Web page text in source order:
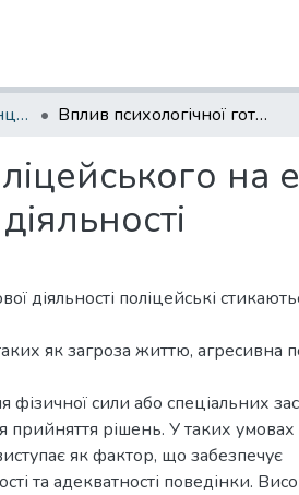
Сучасні наукові тенденції в роботах молодих вчених: IV науково-практична конференція Вплив психологічної готовності поліцейського на ефективність тактичних дій у службово-бойовій діяльності
на
діяльності поліцейські
як загроза життю, агресивна
фізичної сили або спеціальних
рішень. У таких умовах
як фактор, що забезпечує
та адекватності поведінки.